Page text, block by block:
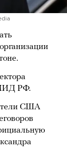
РФ.
США